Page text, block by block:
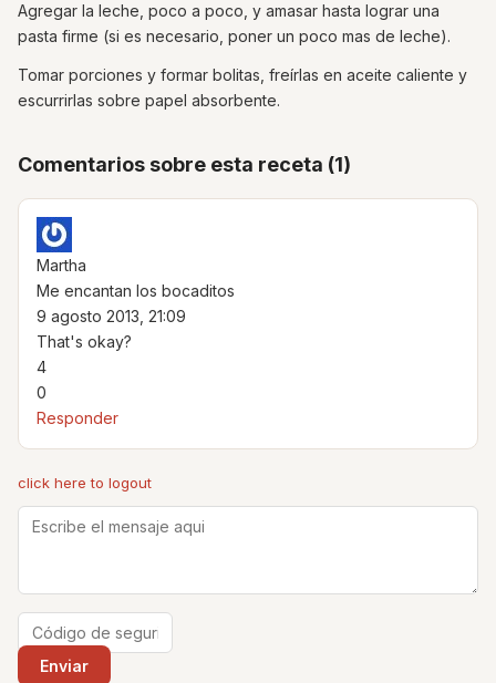
Agregar la leche, poco a poco, y amasar hasta lograr una
pasta firme (si es necesario, poner un poco mas de leche).
Tomar porciones y formar bolitas, freírlas en aceite caliente y
escurrirlas sobre papel absorbente.
Comentarios sobre esta receta (1)
Martha
Me encantan los bocaditos
9 agosto 2013, 21:09
That's okay?
4
0
Responder
click here to logout